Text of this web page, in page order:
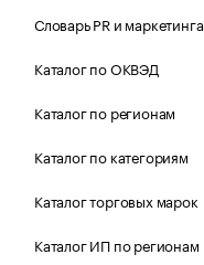
Словарь PR и маркетинга
Каталог по ОКВЭД
Каталог по регионам
Каталог по категориям
Каталог торговых марок
Каталог ИП по регионам